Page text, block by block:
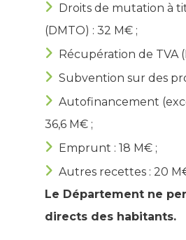
Droits de mutation à
(DMTO) : 32 M€ ;
Récupération de TVA
Subvention sur des
Autofinancement
36,6 M€ ;
Emprunt : 18 M€ ;
Autres recettes : 20
Le Département ne
directs des habitants.